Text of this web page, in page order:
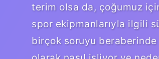
terim olsa da, çoğumuz
spor ekipmanlarıyla ilgili
birçok soruyu